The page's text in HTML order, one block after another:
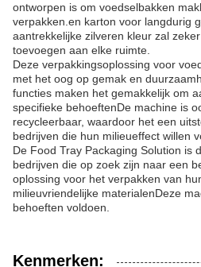
ontworpen is om voedselbakken
verpakken.en karton voor langdurig
aantrekkelijke zilveren kleur zal
toevoegen aan elke ruimte.
Deze verpakkingsoplossing voor
met het oog op gemak en
functies maken het gemakkelijk om
specifieke behoeftenDe machine is
recycleerbaar, waardoor het een
bedrijven die hun milieueffect willen
De Food Tray Packaging Solution is
bedrijven die op zoek zijn naar een
oplossing voor het verpakken van
milieuvriendelijke materialenDeze
behoeften voldoen.
Kenmerken: